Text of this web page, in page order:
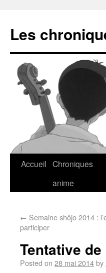
Les
Accueil Chroniques
anime
← Semaine shôjo 2014 :
participer
Tentative
Posted on 28 mai 2014by